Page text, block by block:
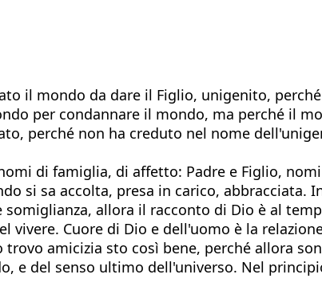
il mondo da dare il Figlio, unigenito,
per condannare il mondo, ma perché il
perché non ha creduto nel nome
di famiglia, di affetto: Padre e Figlio,
si sa accolta, presa in carico, abbracciata.
allora il racconto di Dio è al
Cuore di Dio e dell'uomo è la
amicizia sto così bene, perché allora
e del senso ultimo dell'universo. Nel